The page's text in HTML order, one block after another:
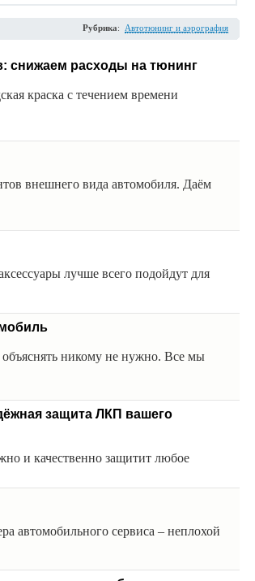
Рубрика: Автотюнинг и аэрография
снижаем расходы на тюнинг
краска с течением времени
внешнего вида автомобиля. Даём
лучше всего подойдут для
объяснять никому не нужно. Все мы
защита ЛКП вашего
и качественно защитит любое
автомобильного сервиса – неплохой